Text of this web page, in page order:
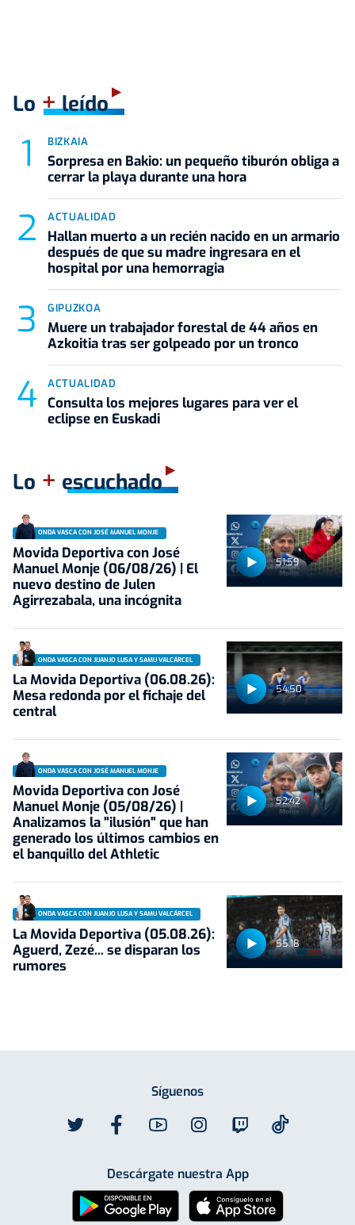
Lo +leído
BIZKAIA
Sorpresa en Bakio: un pequeño tiburón obliga a
cerrar la playa durante una hora
ACTUALIDAD
Hallan muerto a un recién nacido en un armario
después de que su madre ingresara en el
hospital por una hemorragia
GIPUZKOA
Muere un trabajador forestal de 44 años en
Azkoitia tras ser golpeado por un tronco
ACTUALIDAD
Consulta los mejores lugares para ver el
eclipse en Euskadi
Lo + escuchado
51:59
ONDA VASCA CON JOSÉ MANUEL MONJE
Movida Deportiva con José
Manuel Monje (06/08/26) | El
nuevo destino de Julen
Agirrezabala, una incógnita
54:50
ONDA VASCA CON JUANJO LUSA Y SAMU VALCÁRCEL
La Movida Deportiva (06.08.26):
Mesa redonda por el fichaje del
central
52:42
ONDA VASCA CON JOSÉ MANUEL MONJE
Movida Deportiva con José
Manuel Monje (05/08/26) |
Analizamos la "ilusión" que han
generado los últimos cambios en
el banquillo del Athletic
55:18
ONDA VASCA CON JUANJO LUSA Y SAMU VALCÁRCEL
La Movida Deportiva (05.08.26):
Aguerd, Zezé... se disparan los
rumores
Síguenos
Descárgate nuestra App